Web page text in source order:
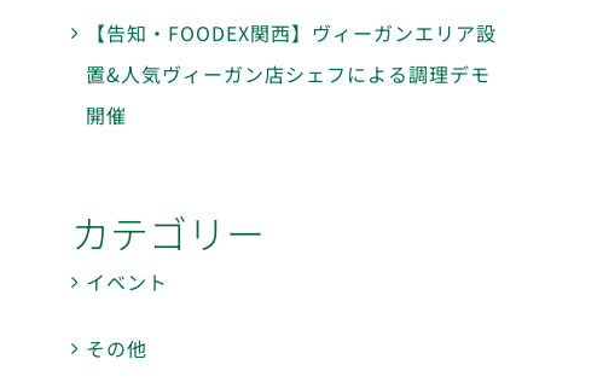
【告知・FOODEX関西】ヴィーガンエリア設
置&人気ヴィーガン店シェフによる調理デモ
開催
カテゴリー
イベント
その他